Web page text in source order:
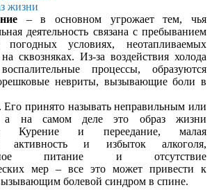
жизни
– в основном угрожает тем, чья
деятельность связана с пребыванием
условиях, неотапливаемых
сквозняках. Из-за воздействия холода
процессы, образуются
невриты, вызывающие боли в
Его принято называть неправильным или
а на самом деле это образ жизни
Курение и переедание, малая
активность и избыток алкоголя,
питание и отсутствие
мер – все это может привести к
болевой синдром в спине.